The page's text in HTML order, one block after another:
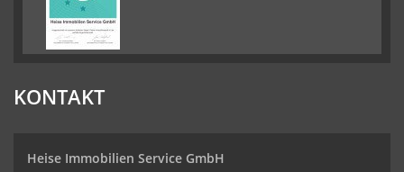
KONTAKT
Heise Immobilien Service GmbH